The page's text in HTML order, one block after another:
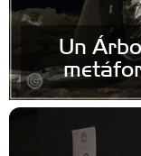
Un